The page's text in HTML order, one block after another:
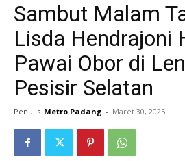
Sambut Malam
Lisda Hendrajoni
Pawai Obor di
Pesisir Selatan
Penulis Metro Padang - Maret 30, 2025